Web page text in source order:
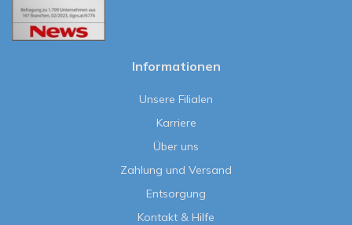
Informationen
Unsere Filialen
Karriere
Über uns
Zahlung und Versand
Entsorgung
Kontakt & Hilfe